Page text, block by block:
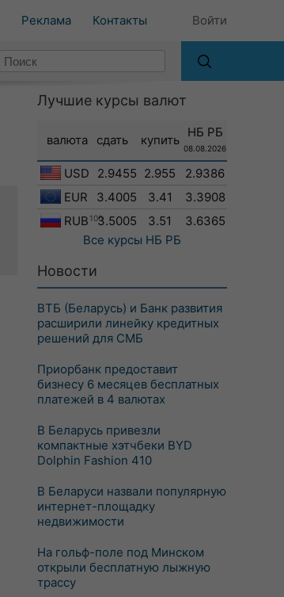
Реклама Контакты Войти
Лучшие курсы валют
валюта сдать купить
НБ РБ
08.08.2026
USD 2.9455 2.955
2.9386
EUR
3.4005 3.41
3.3908
RUB 1003.5005 3.51
3.6365
Все курсы НБ РБ
Новости
ВТБ (Беларусь) и Банк развития
расширили линейку кредитных
решений для СМБ
Приорбанк предоставит
бизнесу 6 месяцев бесплатных
платежей в 4 валютах
В Беларусь привезли
компактные хэтчбеки BYD
Dolphin Fashion 410
В Беларуси назвали популярную
интернет-площадку
недвижимости
На гольф-поле под Минском
открыли бесплатную лыжную
трассу